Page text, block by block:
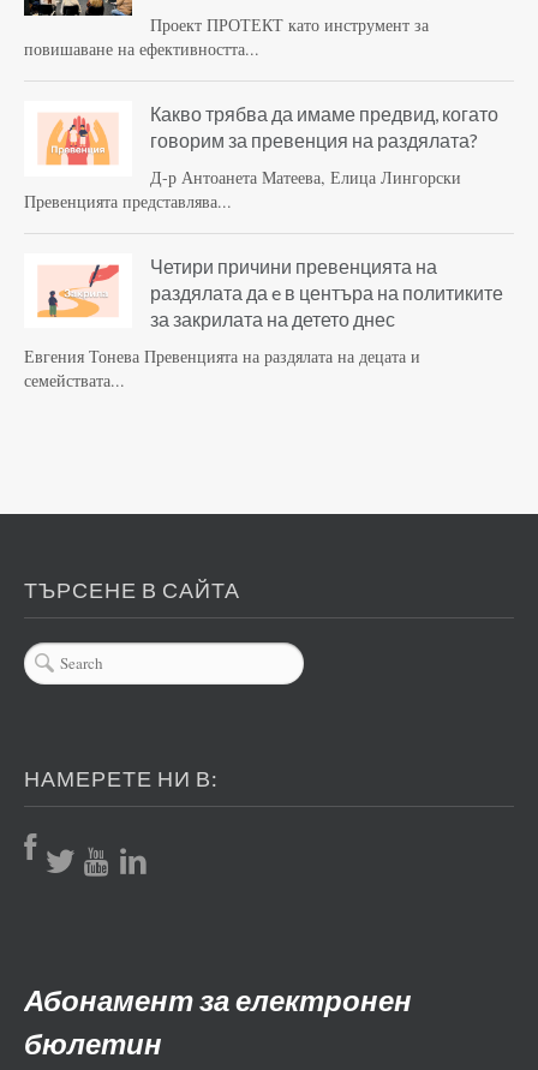
Проект ПРОТЕКТ като инструмент за
повишаване на ефективността...
Какво трябва да имаме предвид, когато
говорим за превенция на раздялата?
Д-р Антоанета Матеева, Елица Лингорски
Превенцията представлява...
Четири причини превенцията на
раздялата да e в центъра на политиките
за закрилата на детето днес
Евгения Тонева Превенцията на раздялата на децата и
семействата...
ТЪРСЕНЕ В САЙТА
НАМЕРЕТЕ НИ В:
Абонамент за електронен
бюлетин